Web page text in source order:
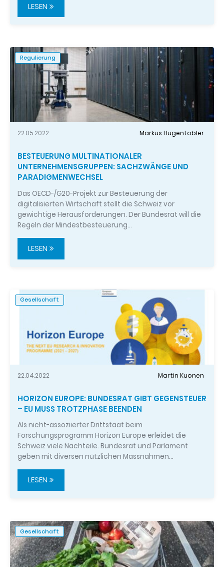
LESEN
Regulierung
22.05.2022 Markus Hugentobler
BESTEUERUNG MULTINATIONALER
UNTERNEHMENSGRUPPEN: SACHZWÄNGE UND
PARADIGMENWECHSEL
Das OECD-/G20-Projekt zur Besteuerung der
digitalisierten Wirtschaft stellt die Schweiz vor
gewichtige Herausforderungen. Der Bundesrat will die
Regeln der Mindestbesteuerung…
LESEN
Gesellschaft
22.04.2022 Martin Kuonen
HORIZON EUROPE: BUNDESRAT GIBT GEGENSTEUER
– EU MUSS TROTZPHASE BEENDEN
Als nicht-assoziierter Drittstaat beim
Forschungsprogramm Horizon Europe erleidet die
Schweiz viele Nachteile. Bundesrat und Parlament
geben mit diversen nützlichen Massnahmen…
LESEN
Gesellschaft